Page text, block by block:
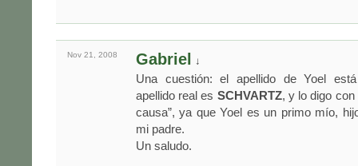
Nov 21, 2008 Gabriel ↓
Una cuestión: el apellido de Yoel
apellido real es SCHVARTZ, y lo digo con
causa”, ya que Yoel es un primo mío,
mi padre.
Un saludo.